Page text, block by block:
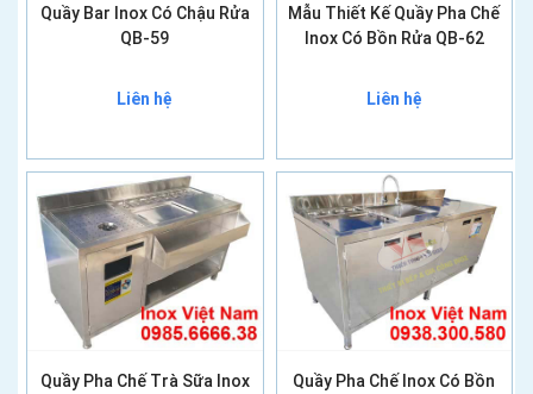
Quầy Bar Inox Có Chậu Rửa
QB-59
Liên hệ
Mẫu Thiết Kế Quầy Pha Chế
Inox Có Bồn Rửa QB-62
Liên hệ
Quầy Pha Chế Trà Sữa Inox
Quầy Pha Chế Inox Có Bồn